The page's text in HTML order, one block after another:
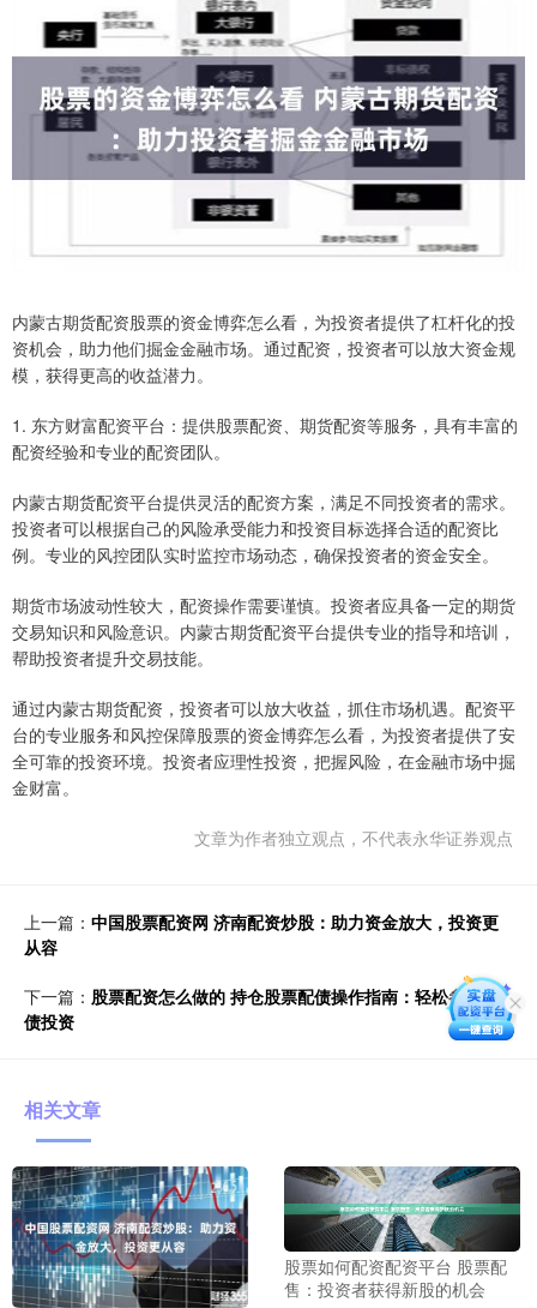
内蒙古期货配资股票的资金博弈怎么看，为投资者提供了杠杆化的投
资机会，助力他们掘金金融市场。通过配资，投资者可以放大资金规
模，获得更高的收益潜力。
1. 东方财富配资平台：提供股票配资、期货配资等服务，具有丰富的
配资经验和专业的配资团队。
内蒙古期货配资平台提供灵活的配资方案，满足不同投资者的需求。
投资者可以根据自己的风险承受能力和投资目标选择合适的配资比
例。专业的风控团队实时监控市场动态，确保投资者的资金安全。
期货市场波动性较大，配资操作需要谨慎。投资者应具备一定的期货
交易知识和风险意识。内蒙古期货配资平台提供专业的指导和培训，
帮助投资者提升交易技能。
通过内蒙古期货配资，投资者可以放大收益，抓住市场机遇。配资平
台的专业服务和风控保障股票的资金博弈怎么看，为投资者提供了安
全可靠的投资环境。投资者应理性投资，把握风险，在金融市场中掘
金财富。
文章为作者独立观点，不代表永华证券观点
上一篇： 中国股票配资网 济南配资炒股：助力资金放大，投资更
从容
下一篇： 股票配资怎么做的 持仓股票配债操作指南：轻松参与配
债投资
相关文章
股票如何配资配资平台 股票配
售：投资者获得新股的机会